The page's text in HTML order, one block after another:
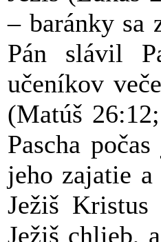
– baránky sa
Pán slávil
učeníkov
(Matúš
Pascha
jeho zajatie a
Ježiš
Ježiš chlieb,